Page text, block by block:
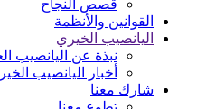
قصص النجاح
القوانين والأنظمة
اليانصيب الخيري
نبذة عن اليانصيب
أخبار اليانصيب
شارك معنا